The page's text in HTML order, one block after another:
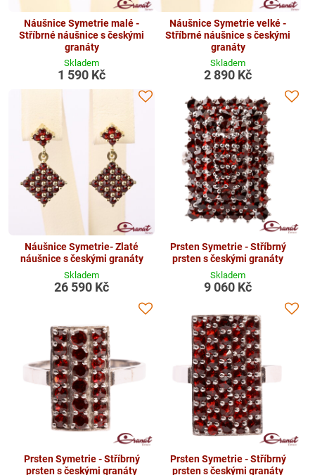
Náušnice Symetrie malé -
Stříbrné náušnice s českými
granáty
Skladem
1 590 Kč
Náušnice Symetrie velké -
Stříbrné náušnice s českými
granáty
Skladem
2 890 Kč
Náušnice Symetrie- Zlaté
náušnice s českými granáty
Skladem
26 590 Kč
Prsten Symetrie - Stříbrný
prsten s českými granáty
Skladem
9 060 Kč
Prsten Symetrie - Stříbrný
prsten s českými granáty
Prsten Symetrie - Stříbrný
prsten s českými granáty